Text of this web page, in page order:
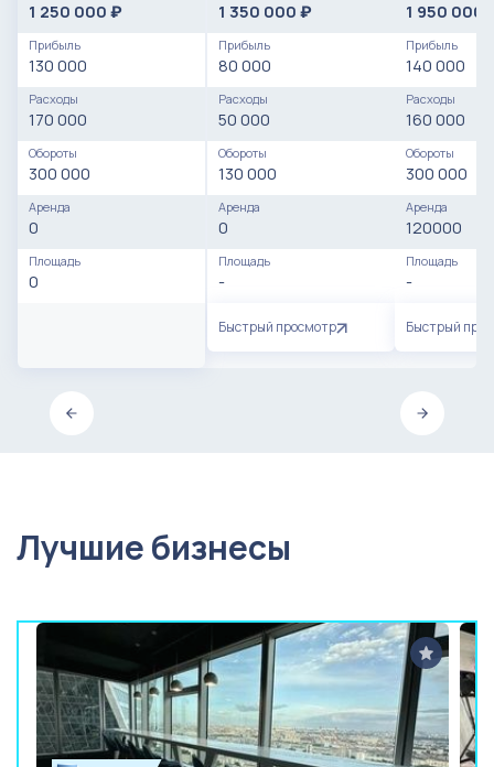
1 250 000 ₽
Прибыль
130 000
Расходы
170 000
Обороты
300 000
Аренда
0
Площадь
0
1 350 000 ₽
Прибыль
80 000
Расходы
50 000
Обороты
130 000
Аренда
0
Площадь
-
Быстрый просмотр
1 950 000
Прибыль
140 000
Расходы
160 000
Обороты
300 000
Аренда
120000
Площадь
-
Быстрый
Лучшие бизнесы